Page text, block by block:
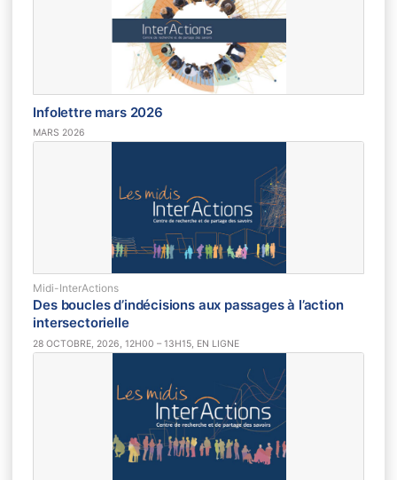
Infolettre mars 2026
MARS 2026
Midi-InterActions
Des boucles d’indécisions aux passages à l’action
intersectorielle
28 OCTOBRE, 2026, 12H00 – 13H15, EN LIGNE